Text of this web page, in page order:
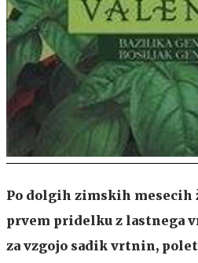
Po dolgih zimskih mesecih
prvem pridelku z lastnega
za vzgojo sadik vrtnin,